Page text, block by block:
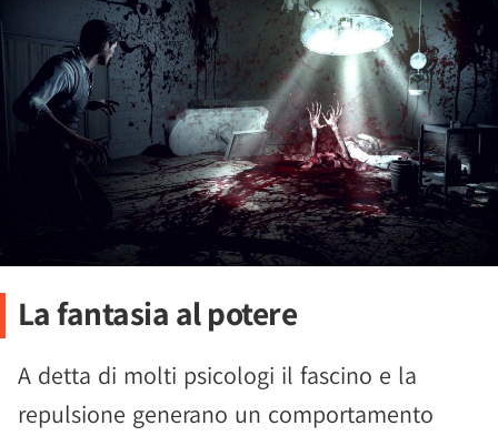
La fantasia al potere
A detta di molti psicologi il fascino e la
repulsione generano un comportamento